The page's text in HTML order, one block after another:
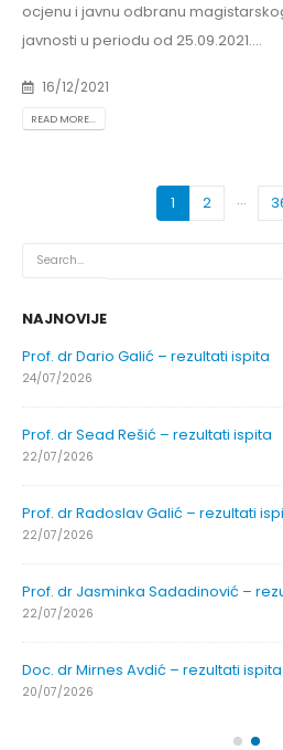
ocjenu i javnu odbranu
javnosti u periodu od 25.09.2021....
16/12/2021
READ MORE...
1 2 …
NAJNOVIJE
Prof. dr Dario Galić – rezultati ispita
24/07/2026
Prof. dr Sead Rešić – rezultati ispita
22/07/2026
Prof. dr Radoslav Galić – rezultati
22/07/2026
Prof. dr Jasminka Sadadinović –
22/07/2026
Doc. dr Mirnes Avdić – rezultati ispita
20/07/2026